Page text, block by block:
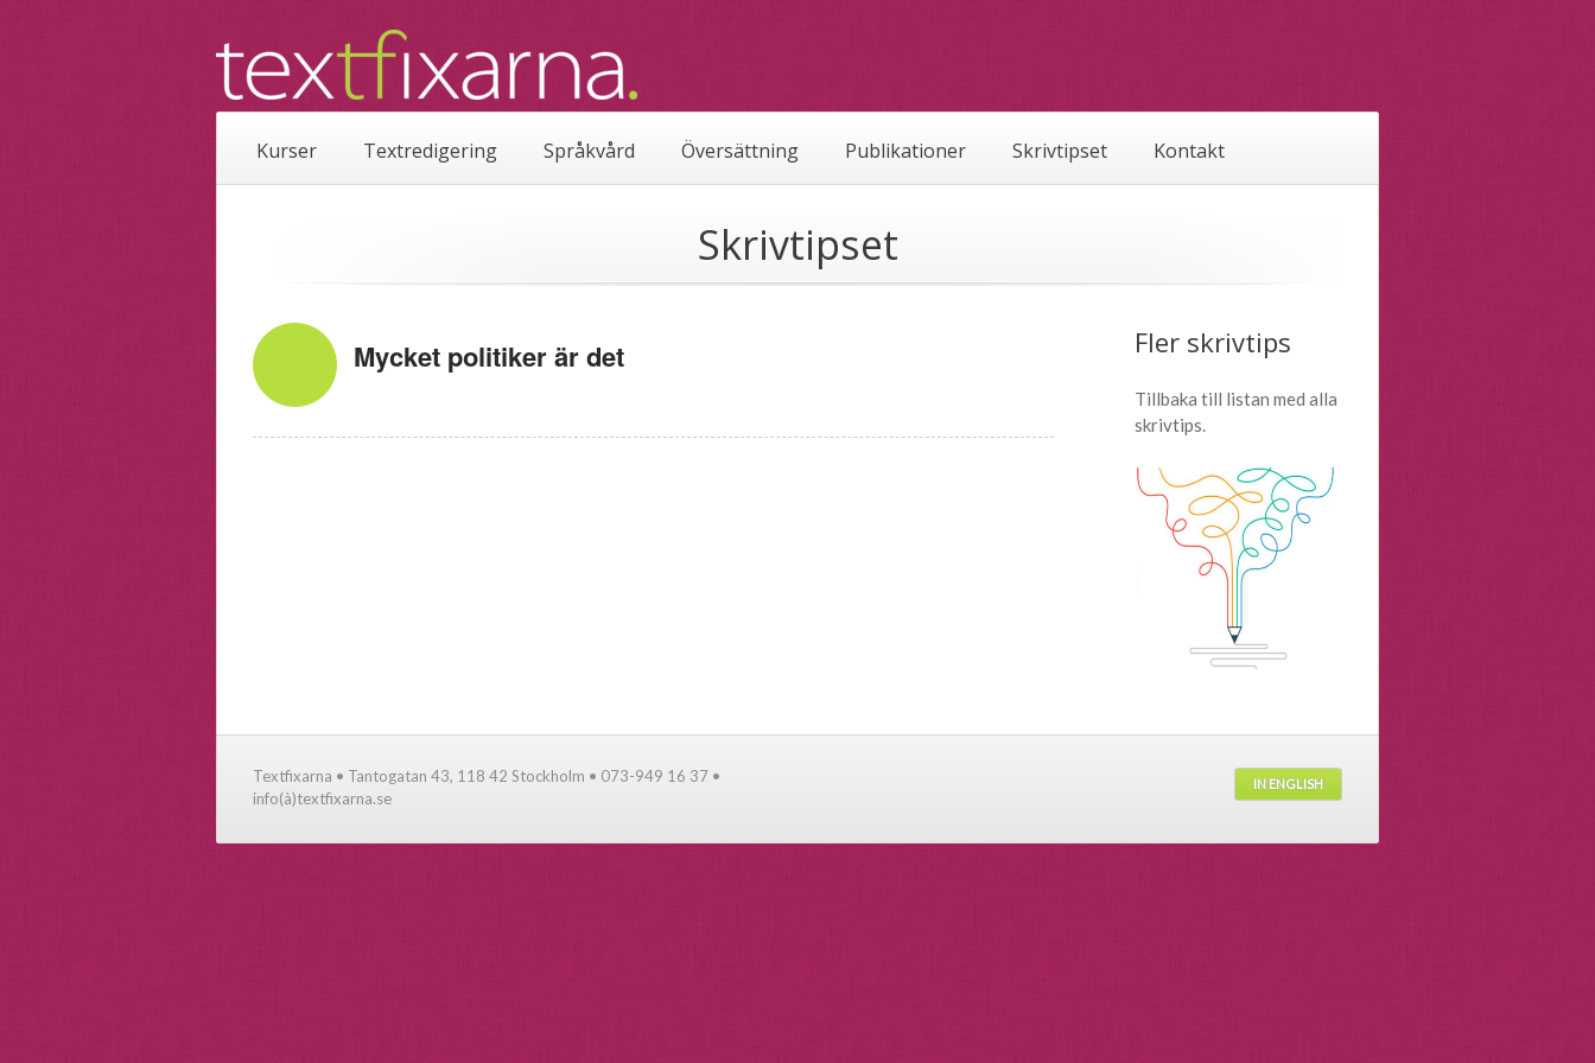
Kurser Textredigering Språkvård Översättning Publikationer Skrivtipset Kontakt
Skrivtipset
Mycket politiker är det Fler skrivtips
Tillbaka till listan med alla
skrivtips.
Textfixarna • Tantogatan 43, 118 42 Stockholm • 073-949 16 37 •
info(à)textfixarna.se
IN ENGLISH